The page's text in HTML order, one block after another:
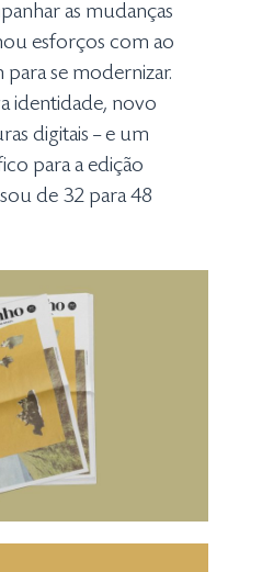
as mudanças
esforços com ao
se modernizar.
identidade, novo
digitais – e um
para a edição
de 32 para 48